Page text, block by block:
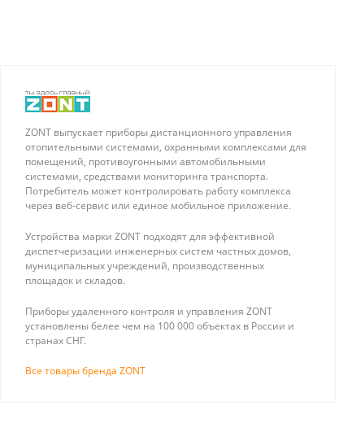
ZONT выпускает приборы дистанционного управления
отопительными системами, охранными комплексами для
помещений, противоугонными автомобильными
системами, средствами мониторинга транспорта.
Потребитель может контролировать работу комплекса
через веб-сервис или единое мобильное приложение.
Устройства марки ZONT подходят для эффективной
диспетчеризации инженерных систем частных домов,
муниципальных учреждений, производственных
площадок и складов.
Приборы удаленного контроля и управления ZONT
установлены белее чем на 100 000 объектах в России и
странах СНГ.
Все товары бренда ZONT